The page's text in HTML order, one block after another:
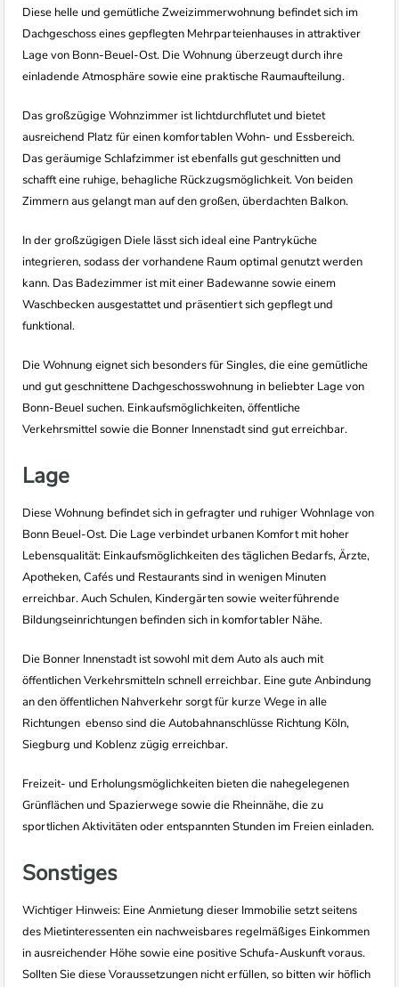
Diese helle und gemütliche Zweizimmerwohnung befindet sich im
Dachgeschoss eines gepflegten Mehrparteienhauses in attraktiver
Lage von Bonn-Beuel-Ost. Die Wohnung überzeugt durch ihre
einladende Atmosphäre sowie eine praktische Raumaufteilung.
Das großzügige Wohnzimmer ist lichtdurchflutet und bietet
ausreichend Platz für einen komfortablen Wohn- und Essbereich.
Das geräumige Schlafzimmer ist ebenfalls gut geschnitten und
schafft eine ruhige, behagliche Rückzugsmöglichkeit. Von beiden
Zimmern aus gelangt man auf den großen, überdachten Balkon.
In der großzügigen Diele lässt sich ideal eine Pantryküche
integrieren, sodass der vorhandene Raum optimal genutzt werden
kann. Das Badezimmer ist mit einer Badewanne sowie einem
Waschbecken ausgestattet und präsentiert sich gepflegt und
funktional.
Die Wohnung eignet sich besonders für Singles, die eine gemütliche
und gut geschnittene Dachgeschosswohnung in beliebter Lage von
Bonn-Beuel suchen. Einkaufsmöglichkeiten, öffentliche
Verkehrsmittel sowie die Bonner Innenstadt sind gut erreichbar.
Lage
Diese Wohnung befindet sich in gefragter und ruhiger Wohnlage von
Bonn Beuel-Ost. Die Lage verbindet urbanen Komfort mit hoher
Lebensqualität: Einkaufsmöglichkeiten des täglichen Bedarfs, Ärzte,
Apotheken, Cafés und Restaurants sind in wenigen Minuten
erreichbar. Auch Schulen, Kindergärten sowie weiterführende
Bildungseinrichtungen befinden sich in komfortabler Nähe.
Die Bonner Innenstadt ist sowohl mit dem Auto als auch mit
öffentlichen Verkehrsmitteln schnell erreichbar. Eine gute Anbindung
an den öffentlichen Nahverkehr sorgt für kurze Wege in alle
Richtungen  ebenso sind die Autobahnanschlüsse Richtung Köln,
Siegburg und Koblenz zügig erreichbar.
Freizeit- und Erholungsmöglichkeiten bieten die nahegelegenen
Grünflächen und Spazierwege sowie die Rheinnähe, die zu
sportlichen Aktivitäten oder entspannten Stunden im Freien einladen.
Sonstiges
Wichtiger Hinweis: Eine Anmietung dieser Immobilie setzt seitens
des Mietinteressenten ein nachweisbares regelmäßiges Einkommen
in ausreichender Höhe sowie eine positive Schufa-Auskunft voraus.
Sollten Sie diese Voraussetzungen nicht erfüllen, so bitten wir höflich